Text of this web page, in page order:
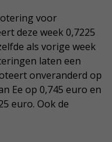
voor
deze week 0,7225
als vorige week
laten een
onveranderd op
Ee op 0,745 euro en
euro. Ook de